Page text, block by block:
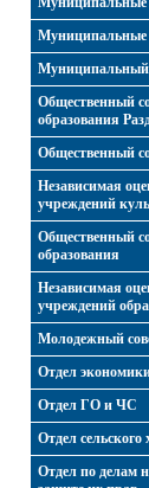
Муниципальный
Общественный
образования
Общественный
Независимая
учреждений
Общественный
образования
Независимая
учреждений
Молодежный
Отдел
Отдел ГО и ЧС
Отдел сельского
Отдел по делам